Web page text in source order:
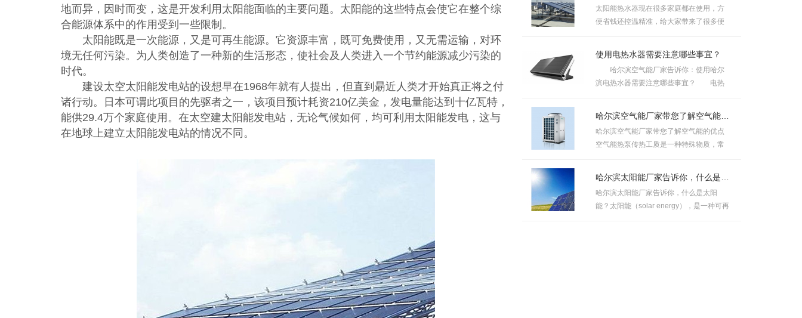
地而异，因时而变，这是开发利用太阳能面临的主要问题。太阳能的这些特点会使它在整个综
合能源体系中的作用受到一些限制。
太阳能既是一次能源，又是可再生能源。它资源丰富，既可免费使用，又无需运输，对环
境无任何污染。为人类创造了一种新的生活形态，使社会及人类进入一个节约能源减少污染的
时代。
建设太空太阳能发电站的设想早在1968年就有人提出，但直到朂近人类才开始真正将之付
诸行动。日本可谓此项目的先驱者之一，该项目预计耗资210亿美金，发电量能达到十亿瓦特，
能供29.4万个家庭使用。在太空建太阳能发电站，无论气候如何，均可利用太阳能发电，这与
在地球上建立太阳能发电站的情况不同。
太阳能热水器现在很多家庭都在使用，方
便省钱还控温精准，给大家带来了很多便
使用电热水器需要注意哪些事宜？
哈尔滨空气能厂家告诉你：使用哈尔
滨电热水器需要注意哪些事宜？ 电热
哈尔滨空气能厂家带您了解空气能的优点
哈尔滨空气能厂家带您了解空气能的优点
空气能热泵传热工质是一种特殊物质，常
哈尔滨太阳能厂家告诉你，什么是太阳
能？太阳能（solar energy），是一种可再